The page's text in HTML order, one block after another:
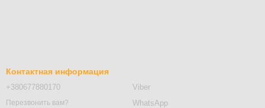
Контактная информация
+380677880170
Перезвонить вам?
Viber
WhatsApp